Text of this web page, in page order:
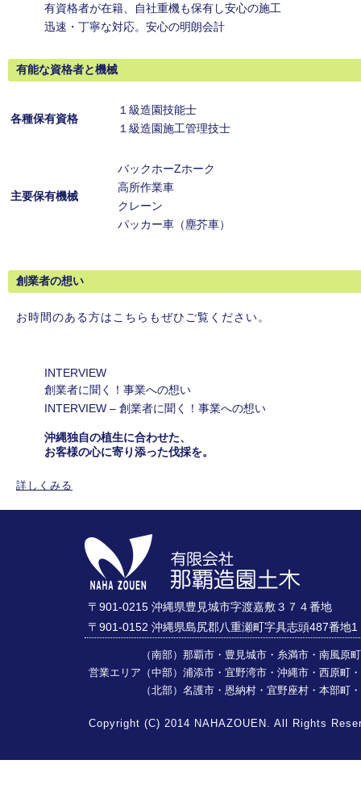
有資格者が在籍、自社重機も保有し安心の施工
迅速・丁寧な対応。安心の明朗会計
有能な資格者と機械
各種保有資格
１級造園技能士
１級造園施工管理技士
主要保有機械
バックホーZホーク
高所作業車
クレーン
パッカー車（塵芥車）
創業者の想い
お時間のある方はこちらもぜひご覧ください。
INTERVIEW
創業者に聞く！事業への想い
INTERVIEW – 創業者に聞く！事業への想い
沖縄独自の植生に合わせた、
お客様の心に寄り添った伐採を。
詳しくみる
〒901-0215 沖縄県豊見城市字渡嘉敷３７４番地
〒901-0152 沖縄県島尻郡八重瀬町字具志頭487番地1
（南部）那覇市・豊見城市・糸満市・南風原町・
営業エリア （中部）浦添市・宜野湾市・沖縄市・西原町
（北部）名護市・恩納村・宜野座村・本部町・
Copyright (C) 2014 NAHAZOUEN. All Rights